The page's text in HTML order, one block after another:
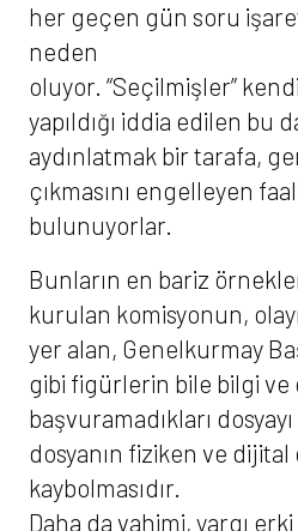
her geçen gün soru
neden
oluyor. “Seçilmişler”
yapıldığı iddia edilen bu
aydınlatmak bir tarafa,
çıkmasını engelleyen
bulunuyorlar.
Bunların en bariz
kurulan komisyonun,
yer alan, Genelkurmay
gibi figürlerin bile bilgi
başvuramadıkları
dosyanın fiziken ve
kaybolmasıdır.
Daha da vahimi, yargı